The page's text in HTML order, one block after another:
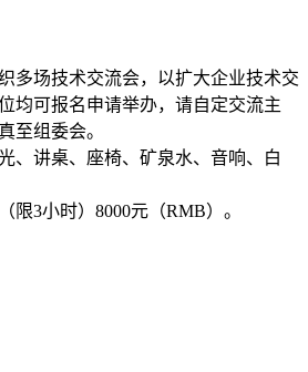
多场技术交流会，以扩大企业技术交
均可报名申请举办，请自定交流主
至组委会。
、讲桌、座椅、矿泉水、音响、白
限3小时）8000元（RMB）。